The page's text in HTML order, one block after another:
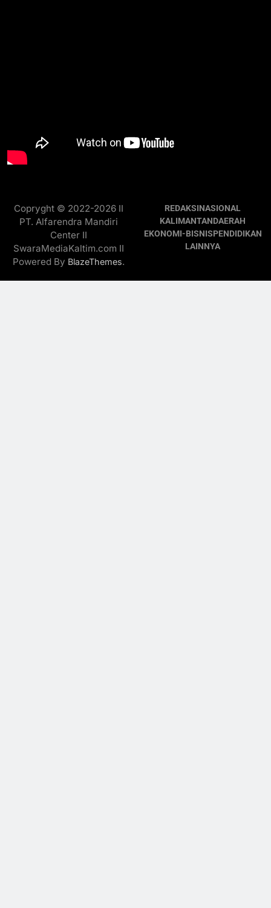
Copryght © 2022-2026 II
PT. Alfarendra Mandiri
Center II
SwaraMediaKaltim.com II
Powered By BlazeThemes.
REDAKSINASIONAL
KALIMANTANDAERAH
EKONOMI-BISNISPENDIDIKAN
LAINNYA